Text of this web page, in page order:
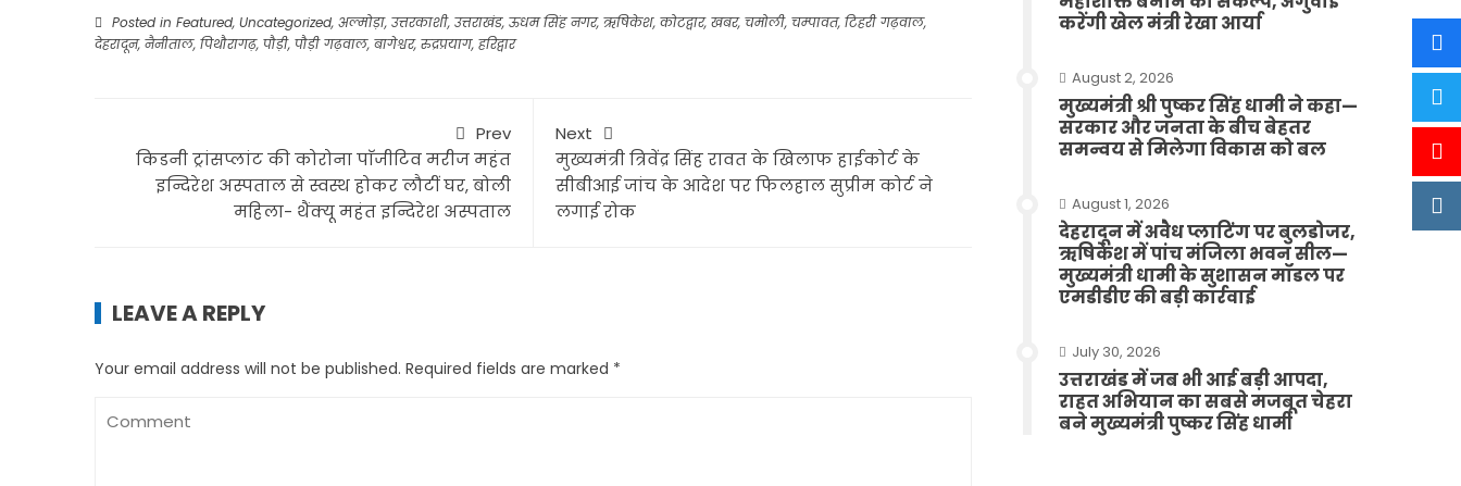
Posted in Featured, Uncategorized, अल्मोड़ा, उत्तरकाशी, उत्तराखंड, ऊधम सिंह नगर, ऋषिकेश, कोटद्वार, खबर, चमोली, चम्पावत, टिहरी गढ़वाल,
देहरादून, नैनीताल, पिथौरागढ़, पौड़ी, पौड़ी गढ़वाल, बागेश्वर, रुद्रप्रयाग, हरिद्वार
Prev
किडनी ट्रांसप्लांट की कोरोना पाॅजीटिव मरीज महंत
इन्दिरेश अस्पताल से स्वस्थ होकर लौटीं घर, बोली
महिला- थैंक्यू महंत इन्दिरेश अस्पताल
Next
मुख्यमंत्री त्रिवेंद्र सिंह रावत के खिलाफ हाईकोर्ट के
सीबीआई जांच के आदेश पर फिलहाल सुप्रीम कोर्ट ने
लगाई रोक
LEAVE A REPLY
Your email address will not be published. Required fields are marked *
करेंगी खेल मंत्री रेखा आर्या
August 2, 2026
मुख्यमंत्री श्री पुष्कर सिंह धामी ने कहा—
सरकार और जनता के बीच बेहतर
समन्वय से मिलेगा विकास को बल
August 1, 2026
देहरादून में अवैध प्लाटिंग पर बुलडोजर,
ऋषिकेश में पांच मंजिला भवन सील—
मुख्यमंत्री धामी के सुशासन मॉडल पर
एमडीडीए की बड़ी कार्रवाई
July 30, 2026
उत्तराखंड में जब भी आई बड़ी आपदा,
राहत अभियान का सबसे मजबूत चेहरा
बने मुख्यमंत्री पुष्कर सिंह धामी